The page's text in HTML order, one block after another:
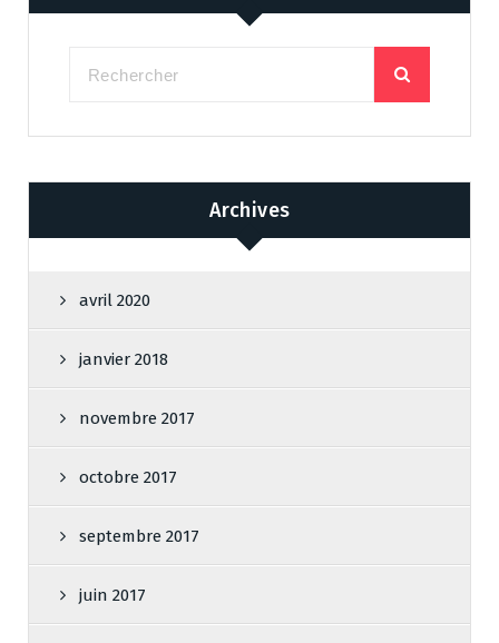
Archives
avril 2020
janvier 2018
novembre 2017
octobre 2017
septembre 2017
juin 2017